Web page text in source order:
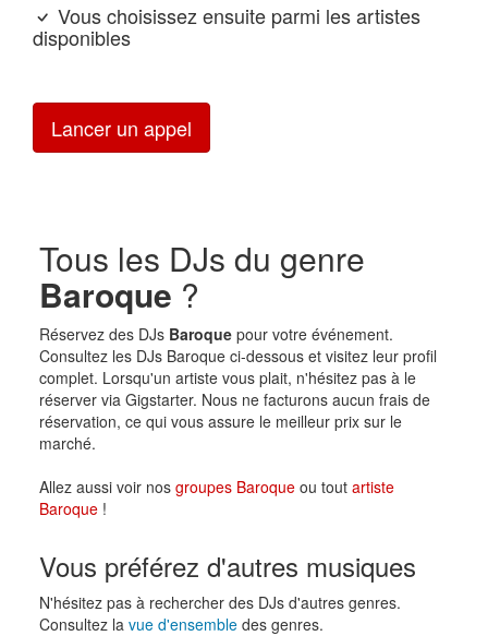
Vous choisissez ensuite parmi les artistes
disponibles
Lancer un appel
Tous les DJs du genre
Baroque ?
Réservez des DJs Baroquepour votre événement.
Consultez les DJs Baroque ci-dessous et visitez leur profil
complet. Lorsqu'un artiste vous plait, n'hésitez pas à le
réserver via Gigstarter. Nous ne facturons aucun frais de
réservation, ce qui vous assure le meilleur prix sur le
marché.
Allez aussi voir nos groupes Baroqueou tout artiste
Baroque!
Vous préférez d'autres musiques
N'hésitez pas à rechercher des DJs d'autres genres.
Consultez la vue d'ensembledes genres.